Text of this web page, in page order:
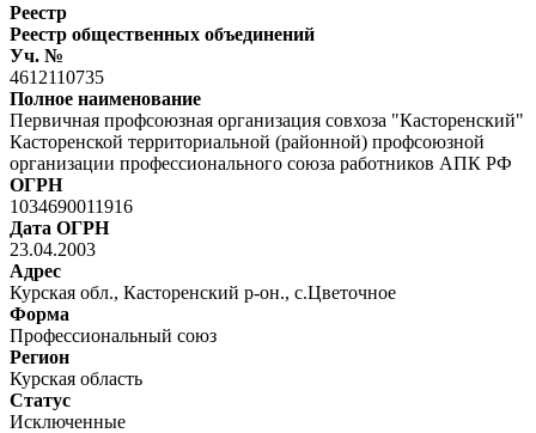
Реестр
Реестр общественных объединений
Уч. №
4612110735
Полное наименование
Первичная профсоюзная организация совхоза "Касторенский"
Касторенской территориальной (районной) профсоюзной
организации профессионального союза работников АПК РФ
ОГРН
1034690011916
Дата ОГРН
23.04.2003
Адрес
Курская обл., Касторенский р-он., с.Цветочное
Форма
Профессиональный союз
Регион
Курская область
Статус
Исключенные